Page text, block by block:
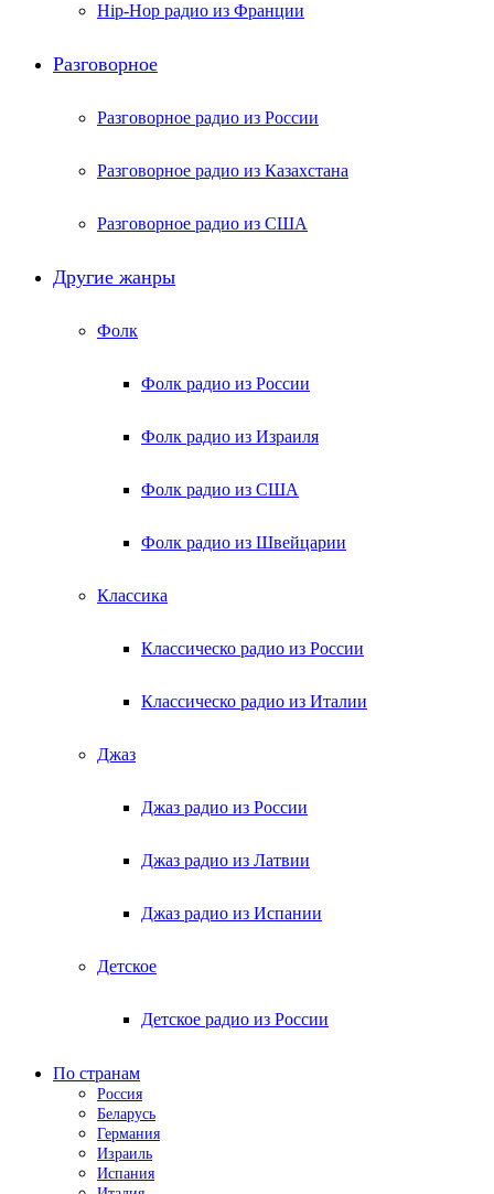
Hip-Hop радио из Франции
Разговорное
Разговорное радио из России
Разговорное радио из Казахстана
Разговорное радио из США
Другие жанры
Фолк
Фолк радио из России
Фолк радио из Израиля
Фолк радио из США
Фолк радио из Швейцарии
Классика
Классическо радио из России
Классическо радио из Италии
Джаз
Джаз радио из России
Джаз радио из Латвии
Джаз радио из Испании
Детское
Детское радио из России
По странам
Россия
Беларусь
Германия
Израиль
Испания